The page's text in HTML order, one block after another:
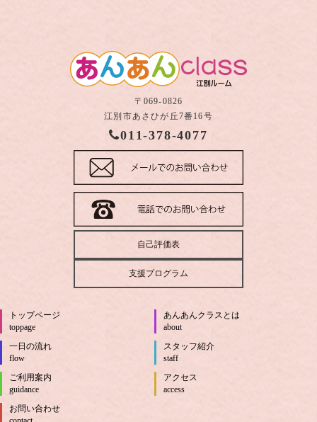
〒069-0826
江別市あさひが丘7番16号
011-378-4077
自己評価表
支援プログラム
トップページ
toppage
あんあんクラスとは
about
一日の流れ
flow
スタッフ紹介
staff
ご利用案内
guidance
アクセス
access
お問い合わせ